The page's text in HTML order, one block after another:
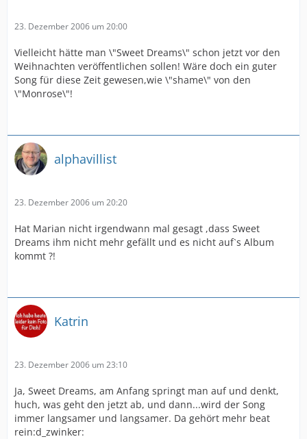
23. Dezember 2006 um 20:00
Vielleicht hätte man \"Sweet Dreams\" schon jetzt vor den
Weihnachten veröffentlichen sollen! Wäre doch ein guter
Song für diese Zeit gewesen,wie \"shame\" von den
\"Monrose\"!
alphavillist
23. Dezember 2006 um 20:20
Hat Marian nicht irgendwann mal gesagt ,dass Sweet
Dreams ihm nicht mehr gefällt und es nicht auf`s Album
kommt ?!
Katrin
23. Dezember 2006 um 23:10
Ja, Sweet Dreams, am Anfang springt man auf und denkt,
huch, was geht den jetzt ab, und dann...wird der Song
immer langsamer und langsamer. Da gehört mehr beat
rein:d_zwinker: